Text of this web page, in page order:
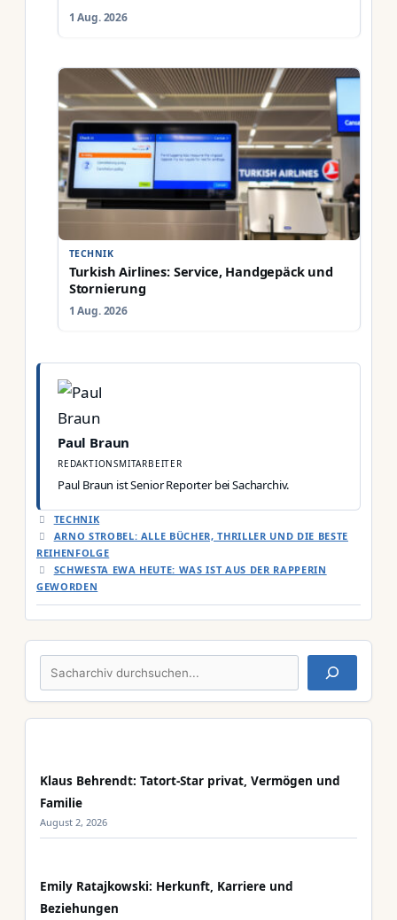
1 Aug. 2026
TECHNIK
Turkish Airlines: Service, Handgepäck und
Stornierung
1 Aug. 2026
Paul Braun
REDAKTIONSMITARBEITER
Paul Braun ist Senior Reporter bei Sacharchiv.
KATEGORIEN
TECHNIK
ARNO STROBEL: ALLE BÜCHER, THRILLER UND DIE BESTE
REIHENFOLGE
SCHWESTA EWA HEUTE: WAS IST AUS DER RAPPERIN
GEWORDEN
Suchen
Klaus Behrendt: Tatort-Star privat, Vermögen und
Familie
August 2, 2026
Emily Ratajkowski: Herkunft, Karriere und
Beziehungen